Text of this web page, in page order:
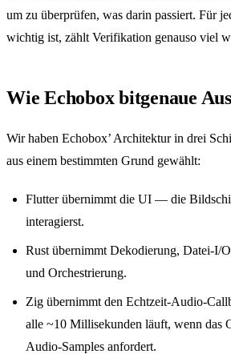
um zu überprüfen, was darin passiert. Für
wichtig ist, zählt Verifikation genauso viel
Wie Echobox bitgenaue
Wir haben Echobox’ Architektur in drei
aus einem bestimmten Grund gewählt:
Flutter übernimmt die UI — die
interagierst.
Rust übernimmt Dekodierung, Datei-I/
und Orchestrierung.
Zig übernimmt den Echtzeit-Audio-
alle ~10 Millisekunden läuft, wenn das
Audio-Samples anfordert.